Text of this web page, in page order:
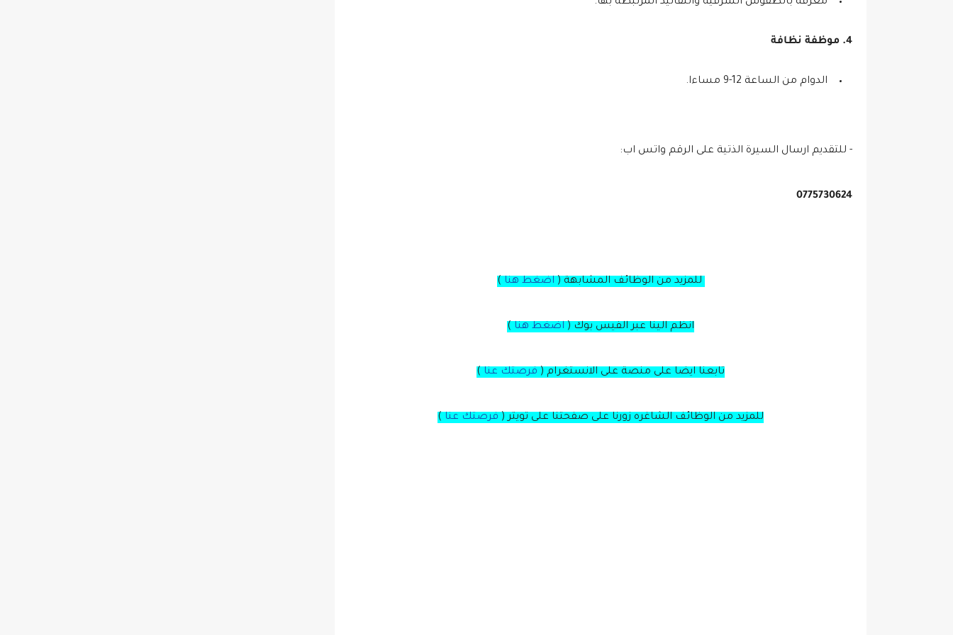
4. موظفة نظافة
الدوام من الساعة 12-9 مساءا.
- للتقديم ارسال السيرة الذتية على الرقم واتس اب:
0775730624
للمزيد من الوظائف المشابهة ( اضغط هنا )
انظم الينا عبر الفيس بوك ( اضغط هنا )
تابعنا ايضا على منصة على الانستغرام ( فرصتك عنا )
للمزيد من الوظائف الشاغره زورنا على صفحتنا على تويتر( فرصتك عنا )